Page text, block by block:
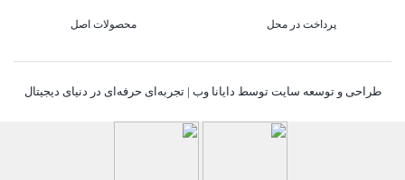
پرداخت در محل محصولات اصل
طراحی و توسعه سایت توسط دایانا وب | تجربه‌ای حرفه‌ای در دنیای دیجیتال